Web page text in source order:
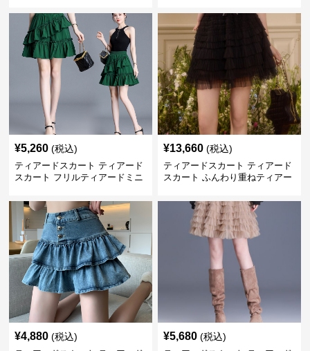
¥5,260 (税込)
ティアードスカート ティアード
スカート フリルティアードミニ
¥13,660 (税込)
ティアードスカート ティアード
スカート ふんわり重ねティアー
¥4,880 (税込) ¥5,680 (税込)